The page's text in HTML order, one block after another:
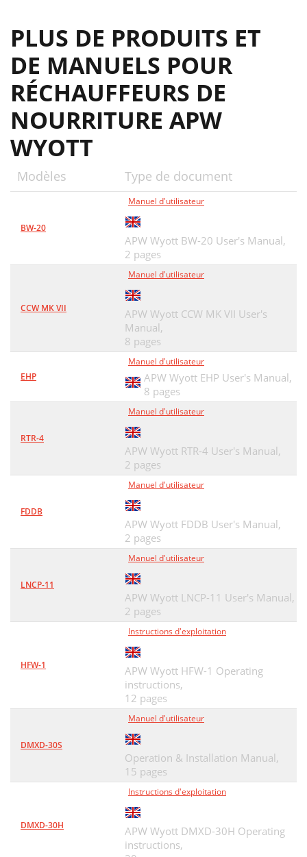
PLUS DE PRODUITS ET
DE MANUELS POUR
RÉCHAUFFEURS DE
NOURRITURE APW
WYOTT
Modèles Type de document
BW-20
Manuel d'utilisateur
APW Wyott BW-20 User's Manual,
2 pages
CCW MK VII
Manuel d'utilisateur
APW Wyott CCW MK VII User's
Manual,
8 pages
EHP
Manuel d'utilisateur
APW Wyott EHP User's Manual,
8 pages
RTR-4
Manuel d'utilisateur
APW Wyott RTR-4 User's Manual,
2 pages
FDDB
Manuel d'utilisateur
APW Wyott FDDB User's Manual,
2 pages
LNCP-11
Manuel d'utilisateur
APW Wyott LNCP-11 User's Manual,
2 pages
HFW-1
Instructions d'exploitation
APW Wyott HFW-1 Operating
instructions,
12 pages
DMXD-30S
Manuel d'utilisateur
Operation & Installation Manual,
15 pages
DMXD-30H
Instructions d'exploitation
APW Wyott DMXD-30H Operating
instructions,